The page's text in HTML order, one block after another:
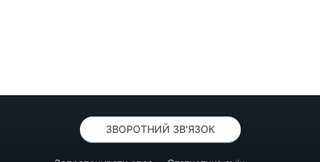
ЗВОРОТНИЙ ЗВ'ЯЗОК